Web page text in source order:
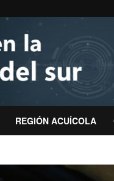
REGIÓN ACUÍCOLA